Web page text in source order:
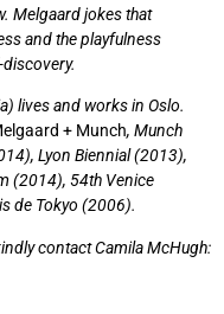
Melgaard jokes that
and the playfulness
lives and works in Oslo.
+ Munch, Munch
Lyon Biennial (2013),
(2014), 54th Venice
de Tokyo (2006).
contact Camila McHugh: